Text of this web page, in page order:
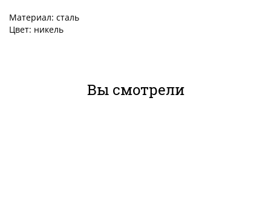
Материал: сталь
Цвет: никель
Вы смотрели